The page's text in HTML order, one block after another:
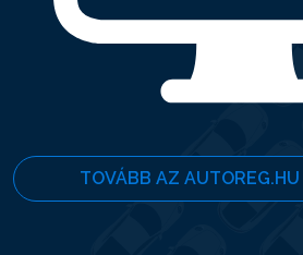
TOVÁBB AZ